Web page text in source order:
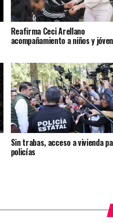
Reafirma Ceci Arellano
acompañamiento a niños y
Sin trabas, acceso a vivienda
policías